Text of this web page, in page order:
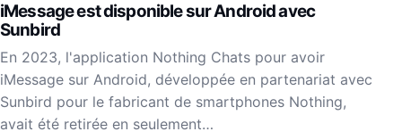
iMessage est disponible sur Android avec
Sunbird
En 2023, l'application Nothing Chats pour avoir
iMessage sur Android, développée en partenariat avec
Sunbird pour le fabricant de smartphones Nothing,
avait été retirée en seulement…